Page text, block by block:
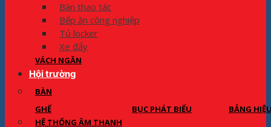
Bàn thao tác
Bếp ăn công nghiệp
Tủ locker
Xe đẩy
VÁCH NGĂN
Hội trường
BÀN
GHẾ
BỤC PHÁT BIỂU
BẢNG
HỆ THỐNG ÂM THANH